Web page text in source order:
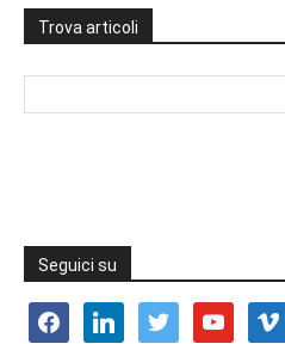
Trova articoli
Seguici su
facebooklinkedin twitter youtube vimeo